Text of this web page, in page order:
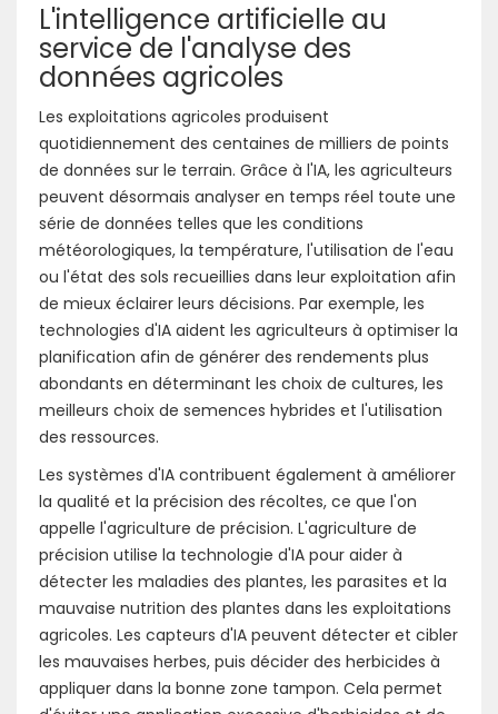
L'intelligence artificielle au
service de l'analyse des
données agricoles
Les exploitations agricoles produisent
quotidiennement des centaines de milliers de points
de données sur le terrain. Grâce à l'IA, les agriculteurs
peuvent désormais analyser en temps réel toute une
série de données telles que les conditions
météorologiques, la température, l'utilisation de l'eau
ou l'état des sols recueillies dans leur exploitation afin
de mieux éclairer leurs décisions. Par exemple, les
technologies d'IA aident les agriculteurs à optimiser la
planification afin de générer des rendements plus
abondants en déterminant les choix de cultures, les
meilleurs choix de semences hybrides et l'utilisation
des ressources.
Les systèmes d'IA contribuent également à améliorer
la qualité et la précision des récoltes, ce que l'on
appelle l'agriculture de précision. L'agriculture de
précision utilise la technologie d'IA pour aider à
détecter les maladies des plantes, les parasites et la
mauvaise nutrition des plantes dans les exploitations
agricoles. Les capteurs d'IA peuvent détecter et cibler
les mauvaises herbes, puis décider des herbicides à
appliquer dans la bonne zone tampon. Cela permet